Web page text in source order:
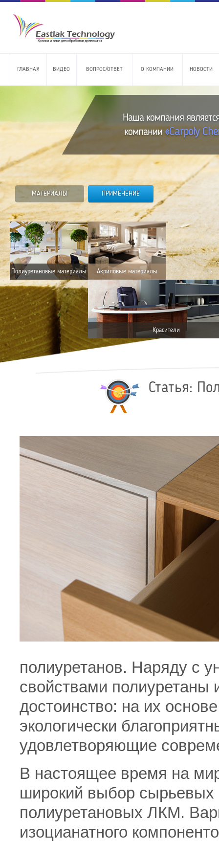
ГЛАВНАЯ ВИДЕО ВОПРОС/ОТВЕТ О КОМПАНИИ НОВОСТИ
Наша компания
компании «Carpoly
МАТЕРИАЛЫ ПРИМЕНЕНИЕ
Полиуретановые материалы Акриловые материалы
Красители
Статья:
полиуретанов. Наряду с
свойствами
достоинство: на их
экологически
удовлетворяющие
В настоящее время на
широкий выбор сырьевых
полиуретановых ЛКМ.
изоцианатного